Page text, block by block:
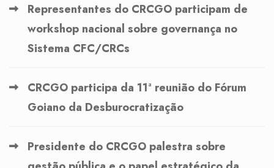
Representantes do CRCGO participam de
workshop nacional sobre governança no
Sistema CFC/CRCs
CRCGO participa da 11ª reunião do Fórum
Goiano da Desburocratização
Presidente do CRCGO palestra sobre